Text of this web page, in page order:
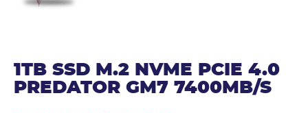
1TB SSD M.2 NVME PCIE 4.0
PREDATOR GM7 7400MB/S